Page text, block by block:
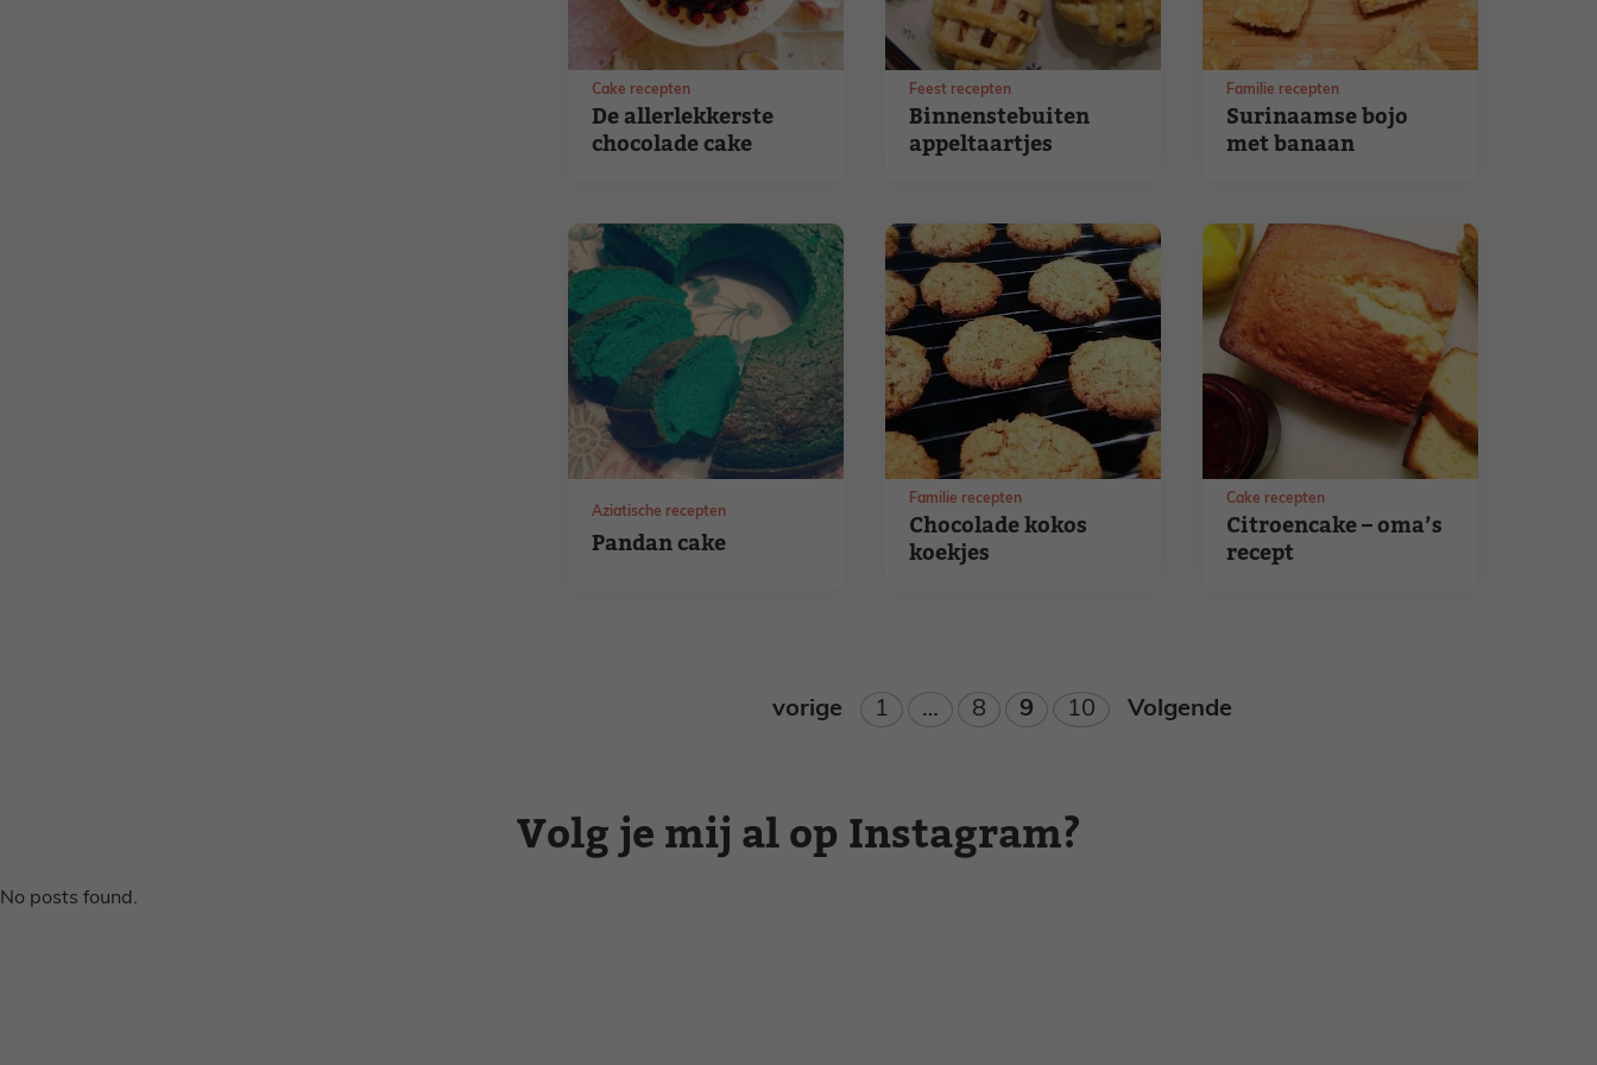
De allerlekkerste
chocolade cake
Cake recepten
Binnenstebuiten
appeltaartjes
Feest recepten
Surinaamse bojo
met banaan
Familie recepten
Pandan cake
Aziatische recepten
Chocolade kokos
koekjes
Familie recepten
Citroencake – oma’s
recept
Cake recepten
vorige Pagina
1 … Pagina
8 Pagina
9 Pagina
10 Volgende
Volg je mij al op Instagram?
No posts found.